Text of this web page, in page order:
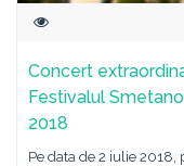
Concert
Festivalul
2018
Pe data de 2 iulie 2018,